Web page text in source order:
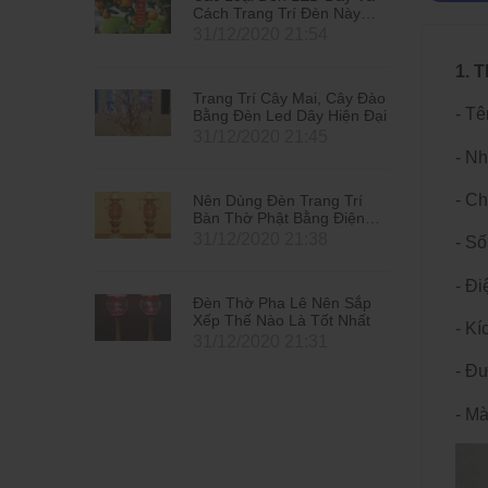
1.
-
-
-
-
-
-
-
-
Cách Trang Trí Đèn Này
Trang Trí Cây Mai, Cây Đào
Bằng Đèn Led Dây Hiện Đại
Nên Dùng Đèn Trang Trí
Bàn Thờ Phật Bằng Điện
Đèn Thờ Pha Lê Nên Sắp
Xếp Thế Nào Là Tốt Nhất